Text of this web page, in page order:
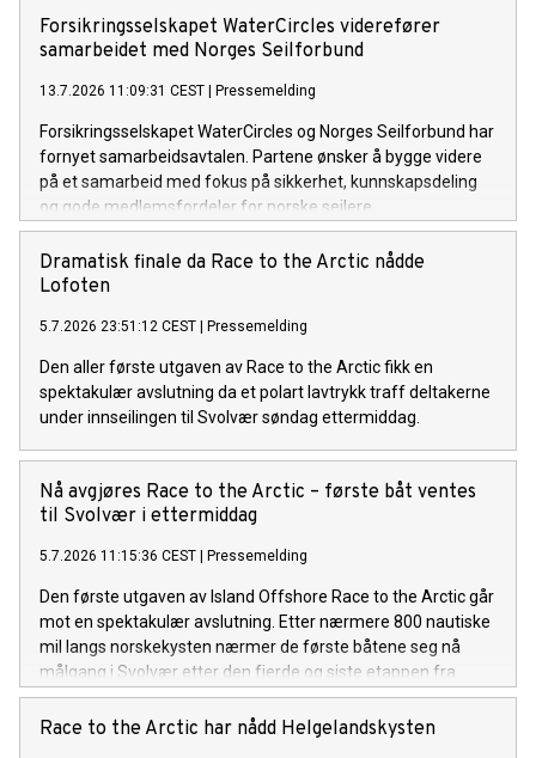
Forsikringsselskapet WaterCircles viderefører
samarbeidet med Norges Seilforbund
13.7.2026 11:09:31 CEST Pressemelding
Forsikringsselskapet WaterCircles og Norges Seilforbund har
fornyet samarbeidsavtalen. Partene ønsker å bygge videre
på et samarbeid med fokus på sikkerhet, kunnskapsdeling
og gode medlemsfordeler for norske seilere.
Dramatisk finale da Race to the Arctic nådde
Lofoten
5.7.2026 23:51:12 CEST Pressemelding
Den aller første utgaven av Race to the Arctic fikk en
spektakulær avslutning da et polart lavtrykk traff deltakerne
under innseilingen til Svolvær søndag ettermiddag.
Nå avgjøres Race to the Arctic – første båt ventes
til Svolvær i ettermiddag
5.7.2026 11:15:36 CEST Pressemelding
Den første utgaven av Island Offshore Race to the Arctic går
mot en spektakulær avslutning. Etter nærmere 800 nautiske
mil langs norskekysten nærmer de første båtene seg nå
målgang i Svolvær etter den fjerde og siste etappen fra
Sandnessjøen.
Race to the Arctic har nådd Helgelandskysten